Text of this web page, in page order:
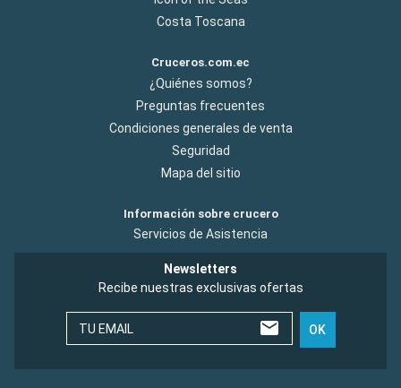
Costa Toscana
Cruceros.com.ec
¿Quiénes somos?
Preguntas frecuentes
Condiciones generales de venta
Seguridad
Mapa del sitio
Información sobre crucero
Servicios de Asistencia
Newsletters
Recibe nuestras exclusivas ofertas
TU EMAIL OK